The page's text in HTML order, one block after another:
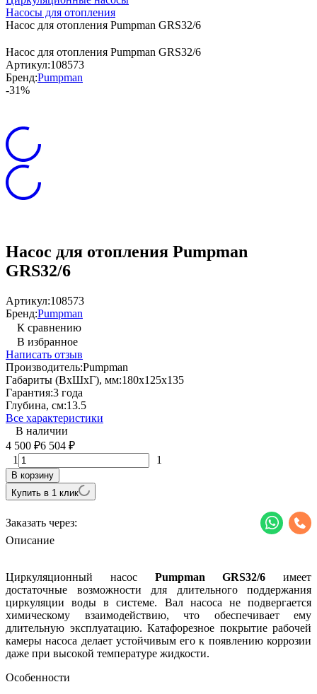
Насосы для отопления
Насос для отопления Pumpman GRS32/6
Насос для отопления Pumpman GRS32/6
Артикул:108573
Бренд:Pumpman
-31%
Насос для отопления Pumpman
GRS32/6
Артикул:108573
Бренд:Pumpman
К сравнению
В избранное
Написать отзыв
Производитель:Pumpman
Габариты (ВхШхГ), мм:180x125x135
Гарантия:3 года
Глубина, см:13.5
Все характеристики
В наличии
4 500 ₽6 504 ₽
1 1
В корзину
Купить в 1 клик
Заказать через:
Описание
Циркуляционный насос Pumpman GRS32/6 имеет
достаточные возможности для длительного поддержания
циркуляции воды в системе. Вал насоса не подвергается
химическому взаимодействию, что обеспечивает ему
длительную эксплуатацию. Катафорезное покрытие рабочей
камеры насоса делает устойчивым его к появлению коррозии
даже при высокой температуре жидкости.
Особенности